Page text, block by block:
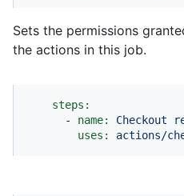
Sets the permissions
the actions in this job.
steps:
-
name: Checkout
uses:
actions/